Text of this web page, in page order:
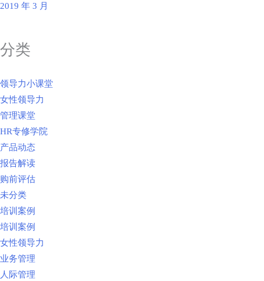
2019 年 3 月
分类
领导力小课堂
女性领导力
管理课堂
HR专修学院
产品动态
报告解读
购前评估
未分类
培训案例
培训案例
女性领导力
业务管理
人际管理